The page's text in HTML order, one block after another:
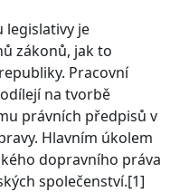
legislativy je
zákonů, jak to
Pracovní
na tvorbě
právních předpisů v
Hlavním úkolem
dopravního práva
společenství.[1]